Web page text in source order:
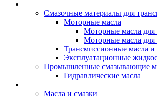
Смазочные материалы для
Моторные масла
Моторные масла для
Моторные масла для
Трансмиссионные масла и
Эксплуатационные
Промышленные смазывающие
Гидравлические масла
Масла и смазки